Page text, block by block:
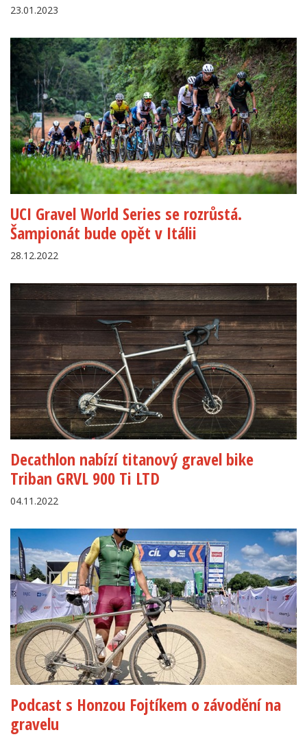
23.01.2023
UCI Gravel World Series se rozrůstá.
Šampionát bude opět v Itálii
28.12.2022
Decathlon nabízí titanový gravel bike
Triban GRVL 900 Ti LTD
04.11.2022
Podcast s Honzou Fojtíkem o závodění na
gravelu